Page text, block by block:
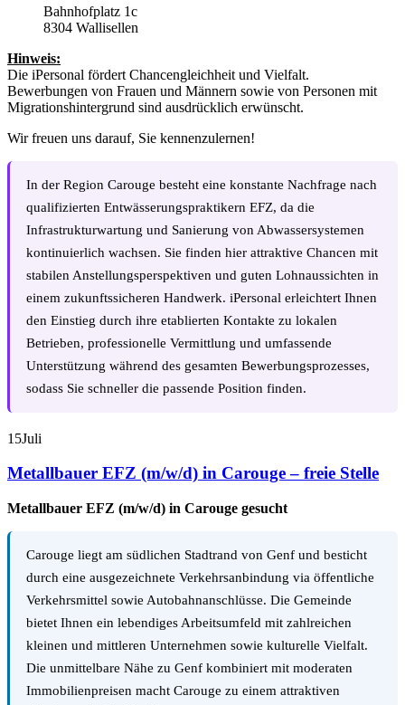
Bahnhofplatz 1c
8304 Wallisellen
Hinweis:
Die iPersonal fördert Chancengleichheit und Vielfalt.
Bewerbungen von Frauen und Männern sowie von Personen mit
Migrationshintergrund sind ausdrücklich erwünscht.
Wir freuen uns darauf, Sie kennenzulernen!
In der Region Carouge besteht eine konstante Nachfrage nach
qualifizierten Entwässerungspraktikern EFZ, da die
Infrastrukturwartung und Sanierung von Abwassersystemen
kontinuierlich wachsen. Sie finden hier attraktive Chancen mit
stabilen Anstellungsperspektiven und guten Lohnaussichten in
einem zukunftssicheren Handwerk. iPersonal erleichtert Ihnen
den Einstieg durch ihre etablierten Kontakte zu lokalen
Betrieben, professionelle Vermittlung und umfassende
Unterstützung während des gesamten Bewerbungsprozesses,
sodass Sie schneller die passende Position finden.
15Juli
Metallbauer EFZ (m/w/d) in Carouge – freie Stelle
Metallbauer EFZ (m/w/d) in Carouge gesucht
Carouge liegt am südlichen Stadtrand von Genf und besticht
durch eine ausgezeichnete Verkehrsanbindung via öffentliche
Verkehrsmittel sowie Autobahnanschlüsse. Die Gemeinde
bietet Ihnen ein lebendiges Arbeitsumfeld mit zahlreichen
kleinen und mittleren Unternehmen sowie kulturelle Vielfalt.
Die unmittelbare Nähe zu Genf kombiniert mit moderaten
Immobilienpreisen macht Carouge zu einem attraktiven